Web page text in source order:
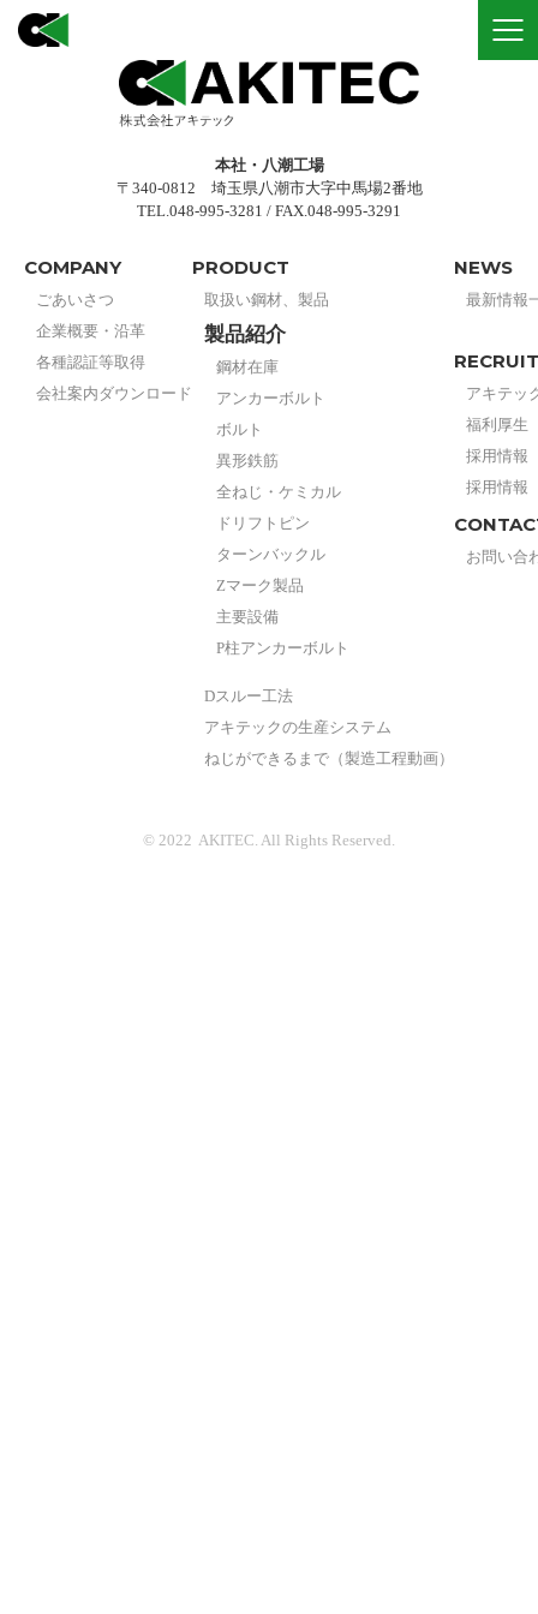
アンカーボルトメーカー協議会
Dスルー施工連絡会
RECRUIT
アキテックを知る
アルバイト・パート
CONTACT
本社・八潮工場
〒340-0812 埼玉県八潮市大字中馬場2番地
TEL.048-995-3281 / FAX.048-995-3291
COMPANY
ごあいさつ
企業概要・沿革
各種認証等取得
会社案内ダウンロード
PRODUCT
取扱い鋼材、製品
製品紹介
鋼材在庫
アンカーボルト
ボルト
異形鉄筋
全ねじ・ケミカル
ドリフトピン
ターンバックル
Zマーク製品
主要設備
P柱アンカーボルト
Dスルー工法
アキテックの生産システム
ねじができるまで（製造工程動画）
NEWS
最新情報
RECRUIT
アキテッ
福利厚生
採用情報
採用情報
お問い合
© 2022 AKITEC. All Rights Reserved.